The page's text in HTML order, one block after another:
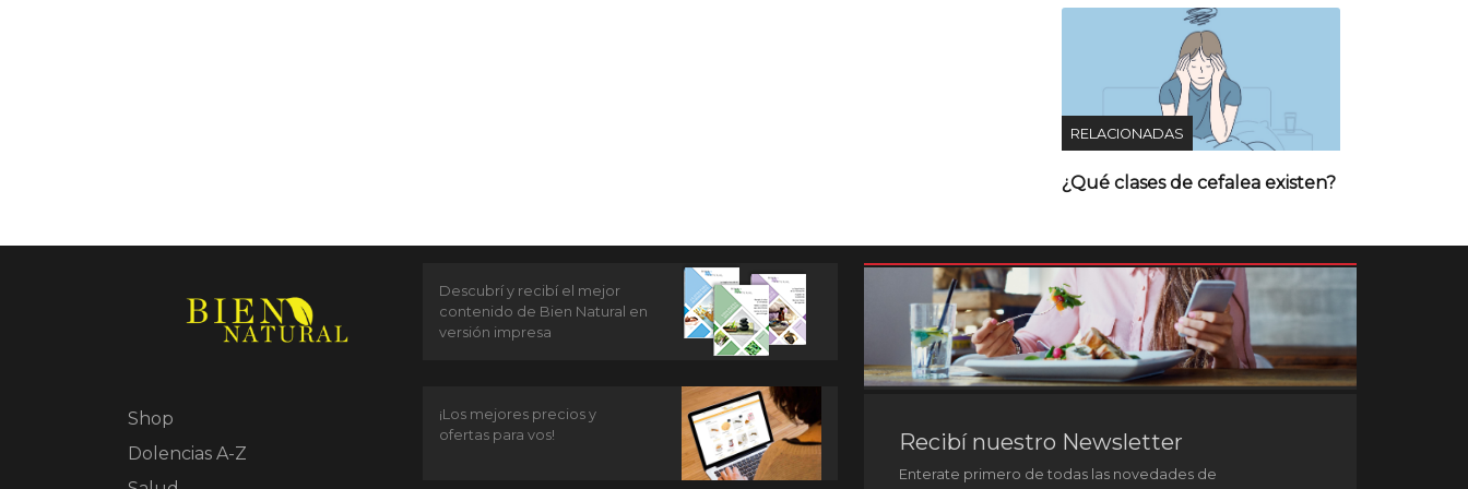
RELACIONADAS
¿Qué clases de cefalea existen?
Shop
Dolencias A-Z
Descubrí y recibí el mejor
contenido de Bien Natural en
versión impresa
¡Los mejores precios y
ofertas para vos!
Recibí nuestro Newsletter
Enterate primero de todas las novedades de